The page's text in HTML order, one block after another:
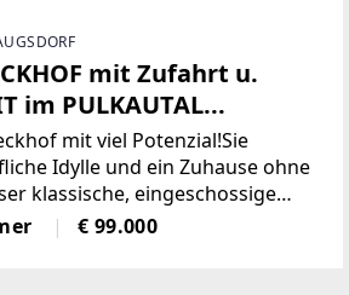
mit Zufahrt u.
im PULKAUTAL...
mit viel Potenzial!Sie
Idylle und ein Zuhause ohne
klassische, eingeschossige
Weinviertel (Raum
ca. 90 m² Wohnfläche alles,
€ 99.000